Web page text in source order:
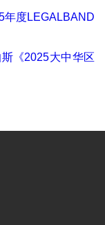
年度LEGALBAND
《2025大中华区